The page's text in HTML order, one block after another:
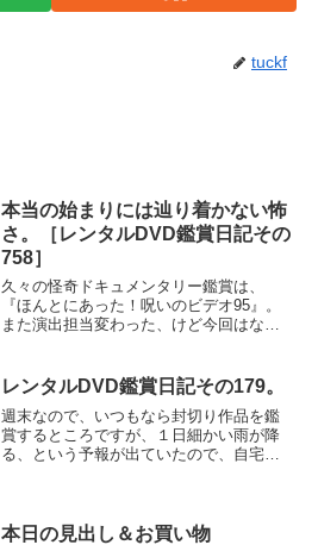
tuckf
本当の始まりには辿り着かない怖
さ。［レンタルDVD鑑賞日記その
758］
久々の怪奇ドキュメンタリー鑑賞は、
『ほんとにあった！呪いのビデオ95』。
また演出担当変わった、けど今回はなか
レンタルDVD鑑賞日記その179。
週末なので、いつもなら封切り作品を鑑
賞するところですが、１日細かい雨が降
る、という予報が出ていたので、自宅に
で採り上げられていた...
本日の見出し＆お買い物